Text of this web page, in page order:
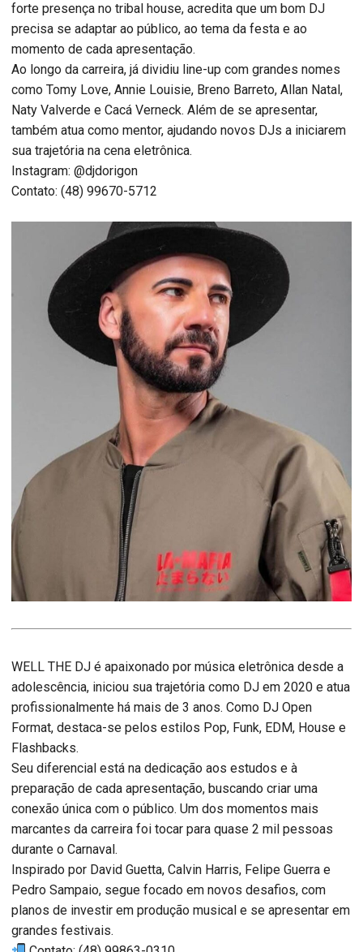
forte presença no tribal house, acredita que um bom DJ
precisa se adaptar ao público, ao tema da festa e ao
momento de cada apresentação.
Ao longo da carreira, já dividiu line-up com grandes nomes
como Tomy Love, Annie Louisie, Breno Barreto, Allan Natal,
Naty Valverde e Cacá Verneck. Além de se apresentar,
também atua como mentor, ajudando novos DJs a iniciarem
sua trajetória na cena eletrônica.
Instagram: @djdorigon
Contato: (48) 99670-5712
WELL THE DJ é apaixonado por música eletrônica desde a
adolescência, iniciou sua trajetória como DJ em 2020 e atua
profissionalmente há mais de 3 anos. Como DJ Open
Format, destaca-se pelos estilos Pop, Funk, EDM, House e
Flashbacks.
Seu diferencial está na dedicação aos estudos e à
preparação de cada apresentação, buscando criar uma
conexão única com o público. Um dos momentos mais
marcantes da carreira foi tocar para quase 2 mil pessoas
durante o Carnaval.
Inspirado por David Guetta, Calvin Harris, Felipe Guerra e
Pedro Sampaio, segue focado em novos desafios, com
planos de investir em produção musical e se apresentar em
grandes festivais.